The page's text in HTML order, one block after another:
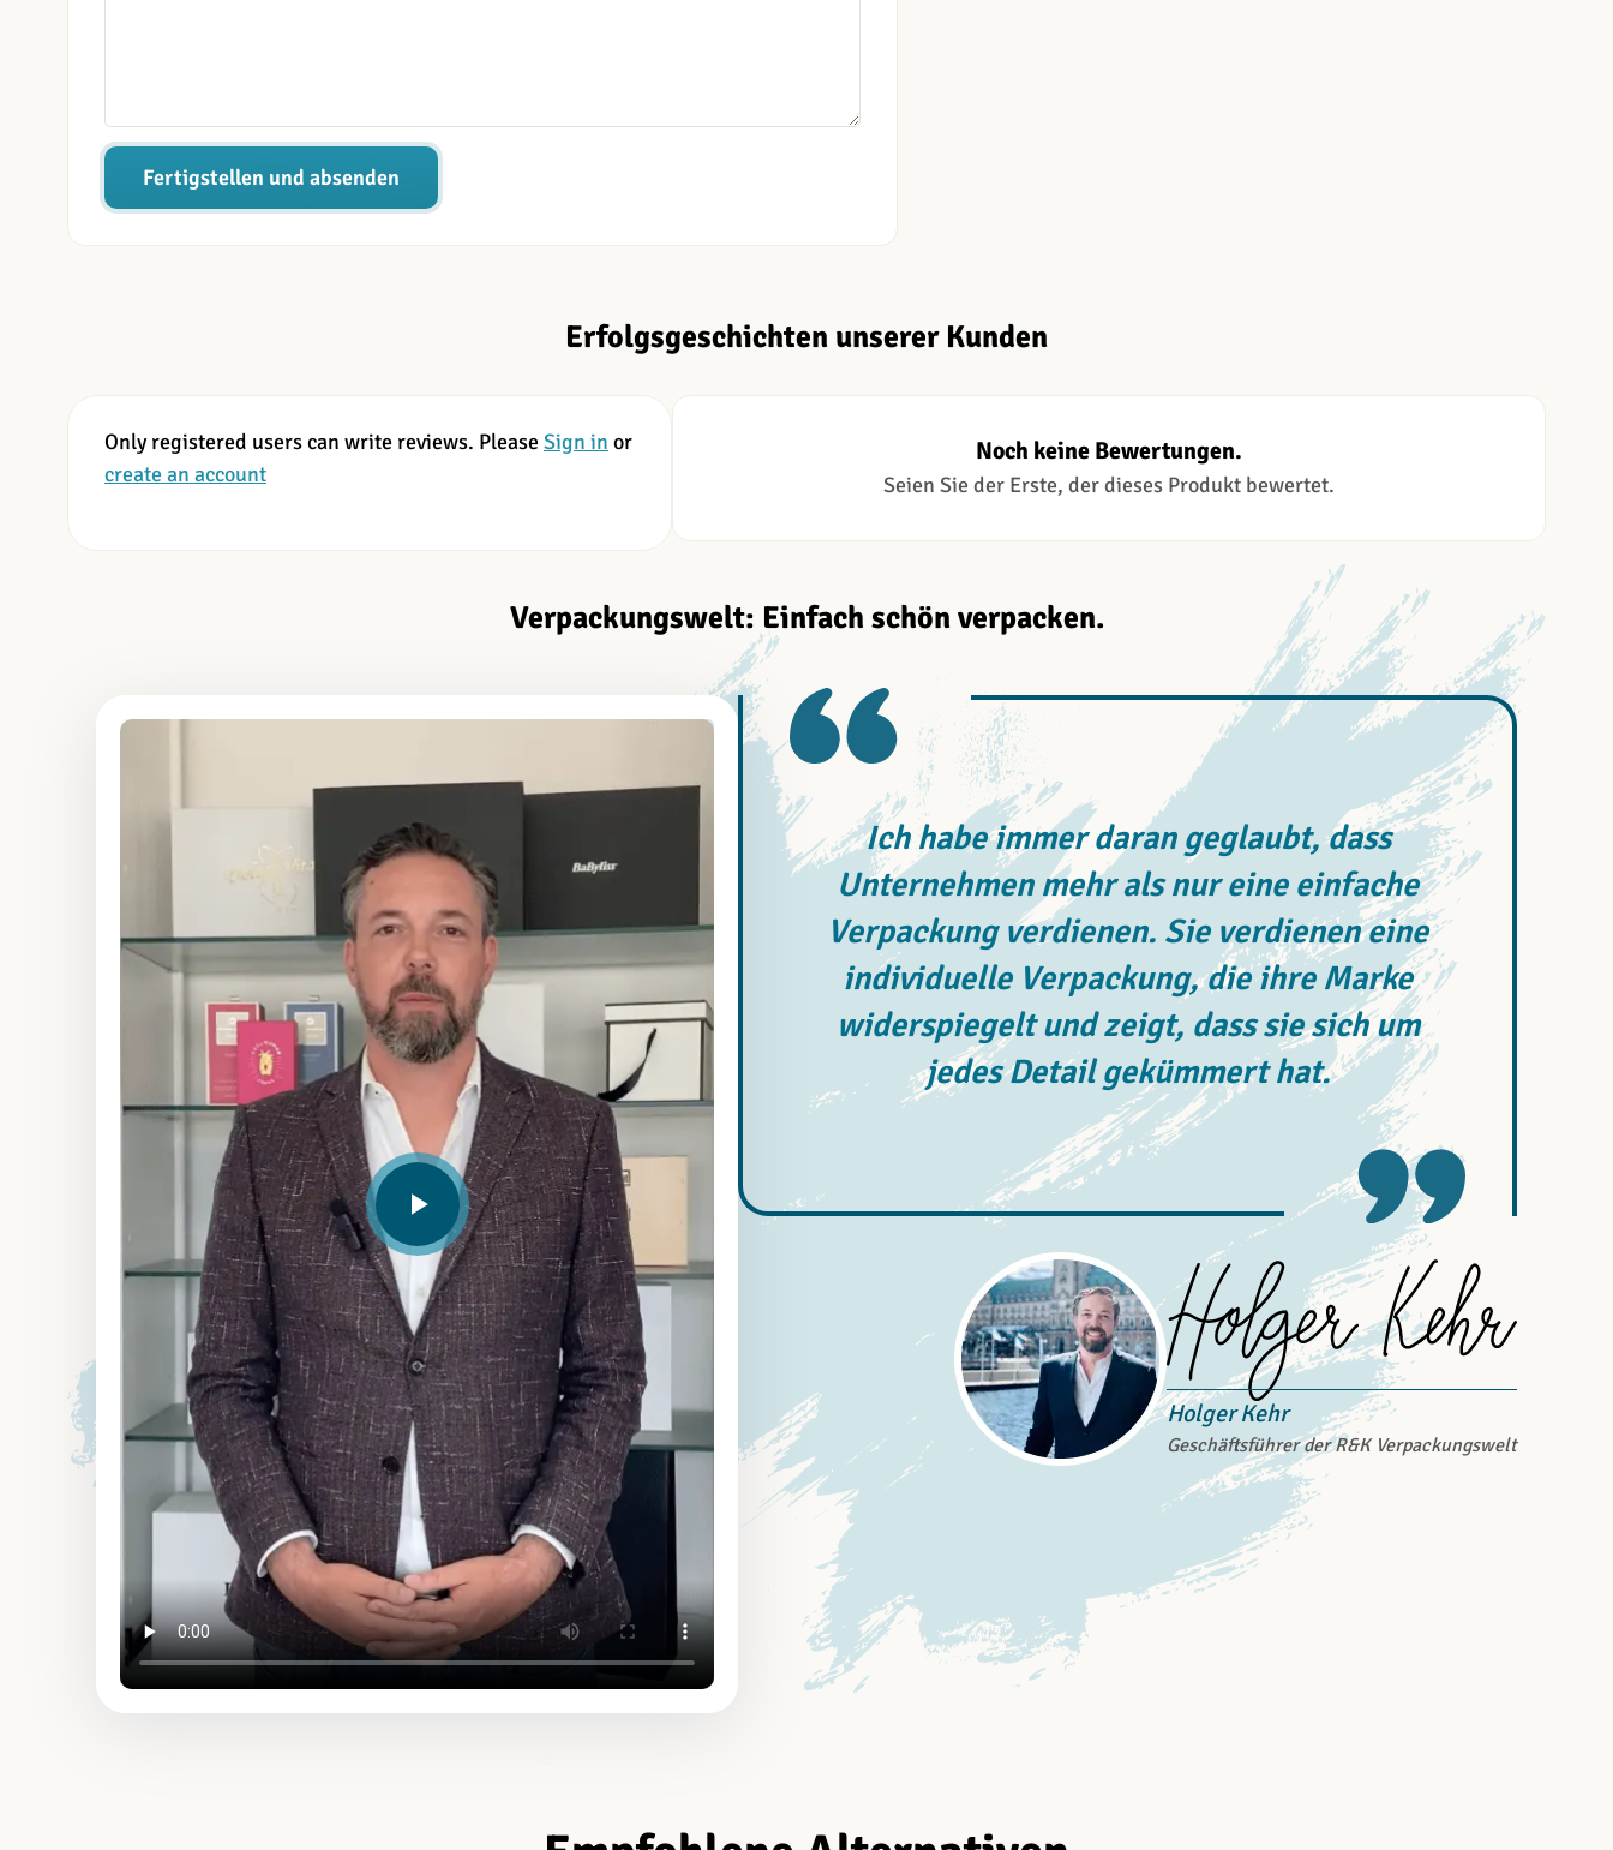
Fertigstellen und absenden
Erfolgsgeschichten unserer Kunden
Only registered users can write reviews. PleaseSign in or
create an account
Noch keine Bewertungen.
Seien Sie der Erste, der dieses Produkt bewertet.
Verpackungswelt: Einfach schön verpacken.
Ich habe immer daran geglaubt, dass
Unternehmen mehr als nur eine einfache
Verpackung verdienen. Sie verdienen eine
individuelle Verpackung, die ihre Marke
widerspiegelt und zeigt, dass sie sich um
jedes Detail gekümmert hat.
Holger Kehr
Geschäftsführer der R&K Verpackungswelt